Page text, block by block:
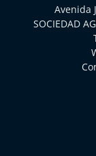
Avenida
SOCIEDAD